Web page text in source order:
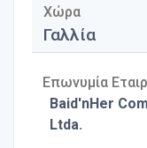
Χώρα
Γαλλία
Επωνυμία
Baid'nHer
Ltda.